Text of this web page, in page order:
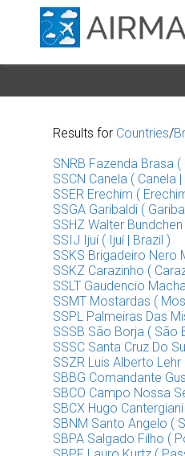
Results for Countries/
SNRB Fazenda Brasa
SSCN Canela ( Canela |
SSER Erechim (
SSGA Garibaldi (
SSHZ Walter
SSIJ Ijuí ( Ijuí | Brazil )
SSKS Brigadeiro Nero
SSKZ Carazinho (
SSLT Gaudencio
SSMT Mostardas (
SSPL Palmeiras Das
SSSB São Borja ( São
SSSC Santa Cruz Do
SSZR Luis Alberto
SBBG Comandante
SBCO Campo Nossa
SBCX Hugo
SBNM Santo Angelo (
SBPA Salgado Filho (